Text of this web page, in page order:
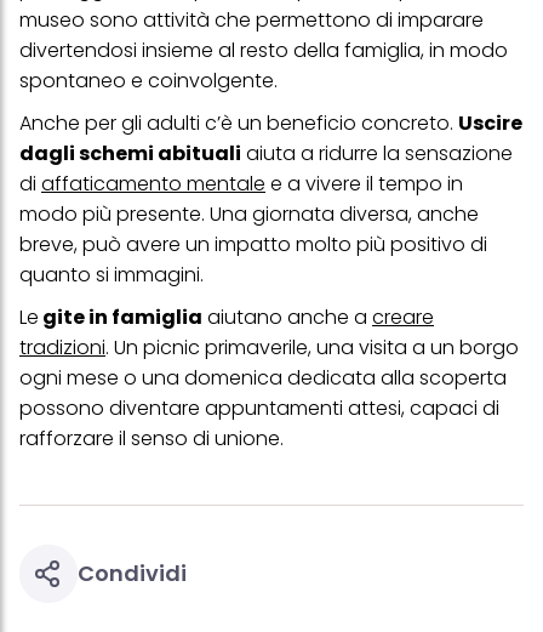
museo sono attività che permettono di imparare
divertendosi insieme al resto della famiglia, in modo
spontaneo e coinvolgente.
Anche per gli adulti c’è un beneficio concreto. Uscire
dagli schemi abituali aiuta a ridurre la sensazione
di affaticamento mentale e a vivere il tempo in
modo più presente. Una giornata diversa, anche
breve, può avere un impatto molto più positivo di
quanto si immagini.
Le gite in famiglia aiutano anche a creare
tradizioni. Un picnic primaverile, una visita a un borgo
ogni mese o una domenica dedicata alla scoperta
possono diventare appuntamenti attesi, capaci di
rafforzare il senso di unione.
Condividi
visualizzare annunci pubblicitari che potrebbero interessarti
(basati, ad esempio, sui tuoi interessi identificati) su questo sito
web e altri media (di terzi) tramite i dispositivi assegnati a te o
alla tua famiglia, nonché per misurare e ottimizzare il successo
delle campagne pubblicitarie.
Puoi trovare maggiori informazioni sul trattamento dei tuoi dati
nella nostra Informativa sulla protezione dei dati collegata nel piè
di pagina (Sezione "Cookie, Pixel, Impronte digitali e tecnologie
simili"). Puoi revocare il tuo consenso in qualsiasi momento con
effetto per il futuro disabilitando i cookie sul nostro sito web nella
sezione "Impostazioni cookie" collegata nel piè di pagina. Per
ulteriori informazioni sui cookie utilizzati su questo sito Web, in
particolare sul loro periodo di conservazione, consultare le
clic su "modifica" di seguito".
Se fai clic su "Modifica" potrai trovare maggiori informazioni sul
trattamento dei tuoi dati / sull'uso dei cookie e consentirli per uno o
più degli scopi sopra menzionati. Cliccando su "Accetta tutto",
acconsenti all'uso dei cookie e al trattamento dei tuoi dati
personali per tutte le finalità sopra indicate. Se fai clic su "Rifiuta",